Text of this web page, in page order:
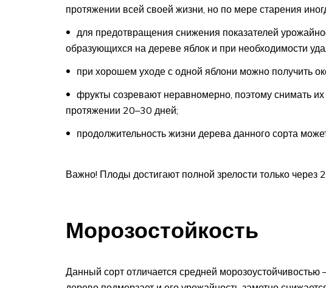
протяжении всей своей жизни, но по мере старения
для предотвращения снижения показателей
образующихся на дереве яблок и при необходимости
при хорошем уходе с одной яблони можно получить
фрукты созревают неравномерно, поэтому снимать
протяжении 20–30 дней;
продолжительность жизни дерева данного сорта
Важно! Плоды достигают полной зрелости только через
Морозостойкость
Данный сорт отличается средней